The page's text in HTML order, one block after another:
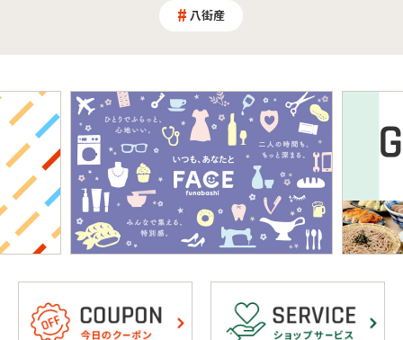
八街産